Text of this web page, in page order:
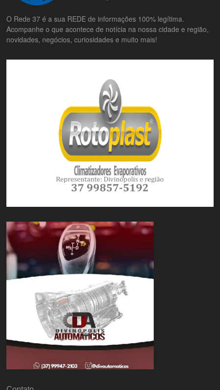
O Rede 37 é a sua REDE de informações 100% legítima.
Acompanhe o que acontece de notícia na nossa cidade e região,
novidades, negócios, curiosidades e muito mais!